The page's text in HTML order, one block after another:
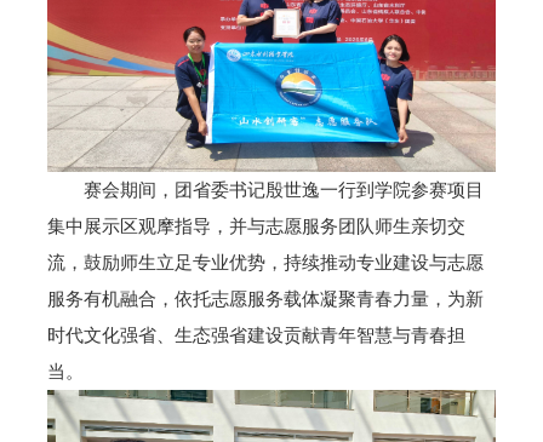
赛会期间，团省委书记殷世逸一行到学院参赛项目
集中展示区观摩指导，并与志愿服务团队师生亲切交
流，鼓励师生立足专业优势，持续推动专业建设与志愿
服务有机融合，依托志愿服务载体凝聚青春力量，为新
时代文化强省、生态强省建设贡献青年智慧与青春担
当。